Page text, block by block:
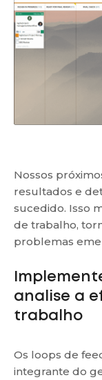
Nossos
resultados e
sucedido. Isso
de trabalho,
problemas
analise a
trabalho
Os loops de
integrante do